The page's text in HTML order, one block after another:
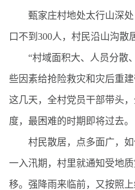
甄家庄村地处太行山深处
口不到300人，村民沿山沟散
“村域面积大、人员分散
些因素给抢险救灾和灾后重
这几天，全村党员干部带头
度，最困难的时期即将过去。
村民散居，点多面广，如
一入汛期，村里就通知受地
移。强降雨来临前，又按照